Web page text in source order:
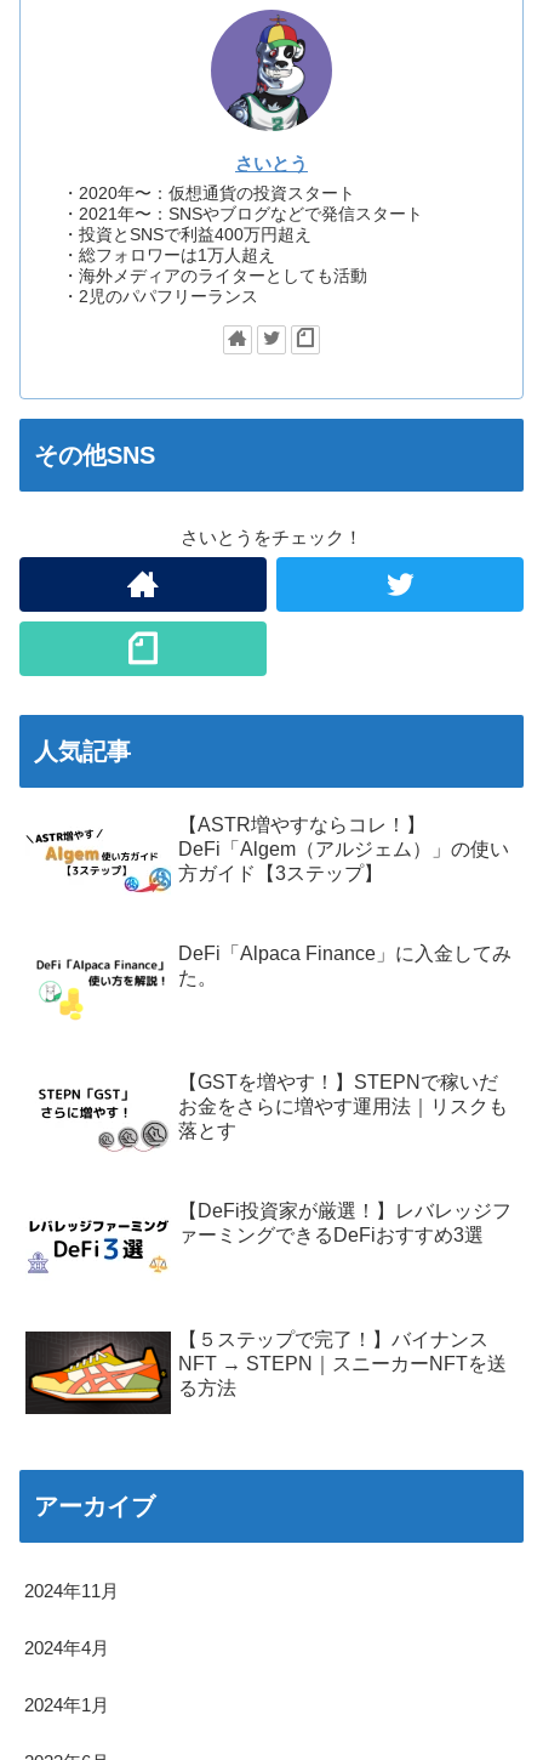
さいとう
・2020年〜：仮想通貨の投資スタート
・2021年〜：SNSやブログなどで発信スタート
・投資とSNSで利益400万円超え
・総フォロワーは1万人超え
・海外メディアのライターとしても活動
・2児のパパフリーランス
その他SNS
さいとうをチェック！
人気記事
【ASTR増やすならコレ！】
DeFi「Algem（アルジェム）」の使い
方ガイド【3ステップ】
DeFi「Alpaca Finance」に入金してみ
た。
【GSTを増やす！】STEPNで稼いだ
お金をさらに増やす運用法｜リスクも
落とす
【DeFi投資家が厳選！】レバレッジフ
ァーミングできるDeFiおすすめ3選
【５ステップで完了！】バイナンス
NFT → STEPN｜スニーカーNFTを送
る方法
アーカイブ
2024年11月
2024年4月
2024年1月